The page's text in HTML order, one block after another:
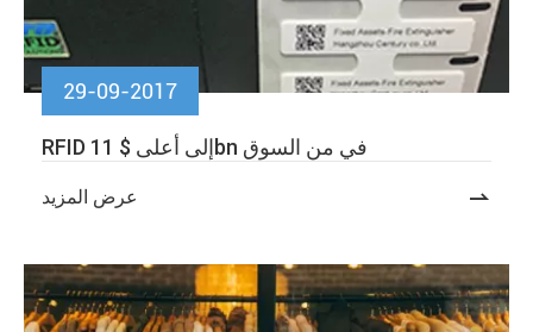
29-09-2017
RFID إلى أعلى $ 11bn في من السوق
عرض المزيد 